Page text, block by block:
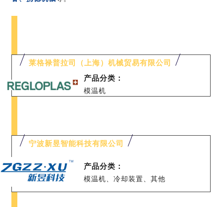
莱格禄普拉司（上海）机械贸易有限公司
产品分类：
模温机
宁波新昱智能科技有限公司
产品分类：
模温机、冷却装置、其他